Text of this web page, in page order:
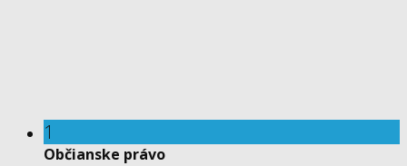
1
Občianske právo